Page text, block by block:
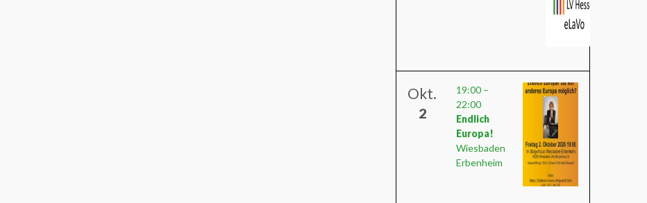
Okt.
2
19:00 –
22:00
Endlich
Europa!
Wiesbaden
Erbenheim